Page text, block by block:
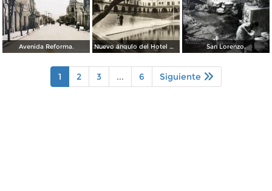
Avenida Reforma. Nuevo ángulo del Hotel Garci Crespo San Lorenzo.
1 2 3 ... 6 Siguiente